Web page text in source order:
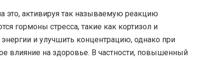
это, активируя так называемую реакцию
гормоны стресса, такие как кортизол и
и улучшить концентрацию, однако при
влияние на здоровье. В частности, повышенный